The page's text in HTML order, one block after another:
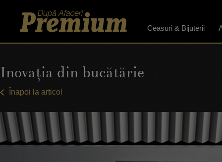
Ceasuri & Bijuterii
Inovaţia din bucătărie
Înapoi la articol